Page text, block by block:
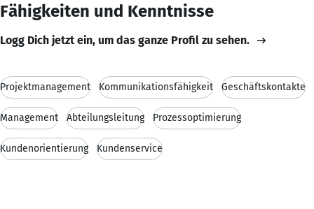
Fähigkeiten und Kenntnisse
Logg Dich jetzt ein, um das ganze Profil zu sehen.
Projektmanagement Kommunikationsfähigkeit Geschäftskontakte
Management Abteilungsleitung Prozessoptimierung
Kundenorientierung Kundenservice